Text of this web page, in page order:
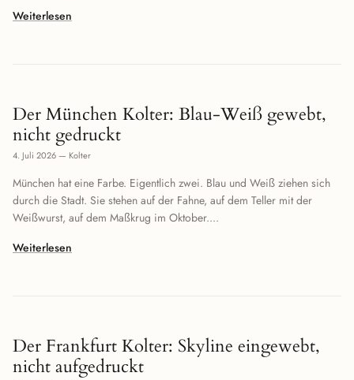
Weiterlesen
Der München Kolter: Blau-Weiß gewebt,
nicht gedruckt
4. Juli 2026— Kolter
München hat eine Farbe. Eigentlich zwei. Blau und Weiß ziehen sich
durch die Stadt. Sie stehen auf der Fahne, auf dem Teller mit der
Weißwurst, auf dem Maßkrug im Oktober....
Weiterlesen
Der Frankfurt Kolter: Skyline eingewebt,
nicht aufgedruckt